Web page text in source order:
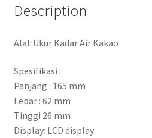
Description
Alat Ukur Kadar Air Kakao
Spesifikasi :
Panjang : 165 mm
Lebar : 62 mm
Tinggi 26 mm
Display: LCD display